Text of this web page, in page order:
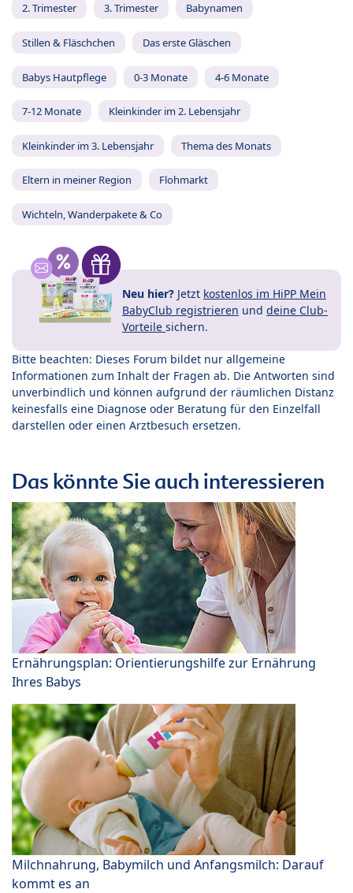
2. Trimester 3. Trimester Babynamen
Stillen & Fläschchen Das erste Gläschen
Babys Hautpflege 0-3 Monate 4-6 Monate
7-12 Monate Kleinkinder im 2. Lebensjahr
Kleinkinder im 3. Lebensjahr Thema des Monats
Eltern in meiner Region Flohmarkt
Wichteln, Wanderpakete & Co
Neu hier? Jetzt kostenlos im HiPP Mein
BabyClub registrieren und deine Club-
Vorteile sichern.
Bitte beachten: Dieses Forum bildet nur allgemeine
Informationen zum Inhalt der Fragen ab. Die Antworten sind
unverbindlich und können aufgrund der räumlichen Distanz
keinesfalls eine Diagnose oder Beratung für den Einzelfall
darstellen oder einen Arztbesuch ersetzen.
Das könnte Sie auch interessieren
Ernährungsplan: Orientierungshilfe zur Ernährung
Ihres Babys
Milchnahrung, Babymilch und Anfangsmilch: Darauf
kommt es an